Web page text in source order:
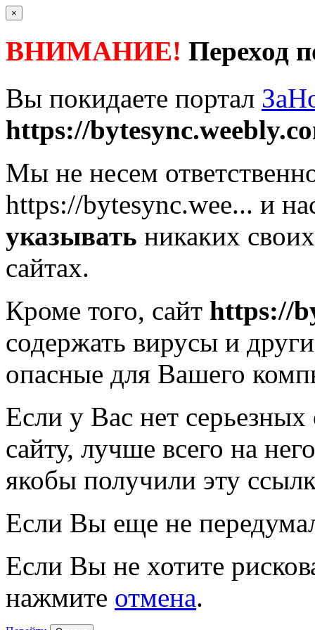
×
ВНИМАНИЕ! Переход
Вы покидаете портал
https://
Мы не несем
https://bytesync.wee... и
указывать никаких
сайтах.
Кроме того, сайт https://
содержать вирусы и
опасные для Вашего
Если у Вас нет
сайту, лучше всего на
якобы получили эту
Если Вы еще не
Если Вы не хотите
нажмите отмена.